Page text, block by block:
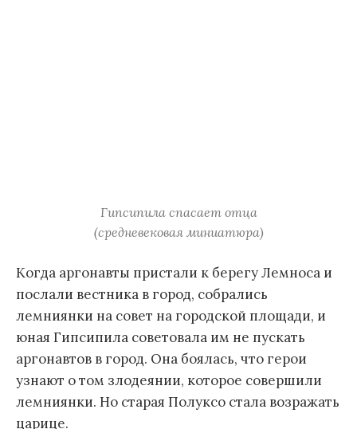
Гипсипила спасает отца
(средневековая миниатюра)
Когда аргонавты пристали к берегу Лемноса и
послали вестника в город, собрались
лемниянки на совет на городской площади, и
юная Гипсипила советовала им не пускать
аргонавтов в город. Она боялась, что герои
узнают о том злодеянии, которое совершили
лемниянки. Но старая Полуксо стала возражать
царице.